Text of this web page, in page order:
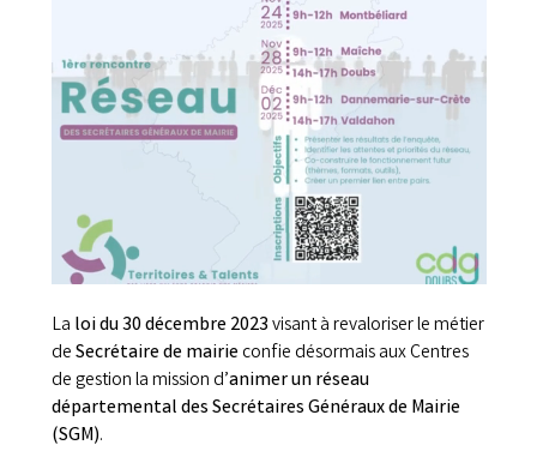
La loi du 30 décembre 2023visant à revaloriser le métier
deSecrétaire de mairie confie désormais aux Centres
de gestion la mission d’animer un réseau
départemental des Secrétaires Généraux de Mairie
(SGM).